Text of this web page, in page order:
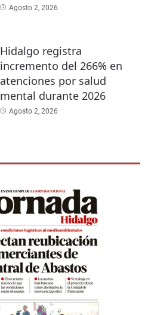
Agosto 2, 2026
Hidalgo registra
incremento del 266% en
atenciones por salud
mental durante 2026
Agosto 2, 2026